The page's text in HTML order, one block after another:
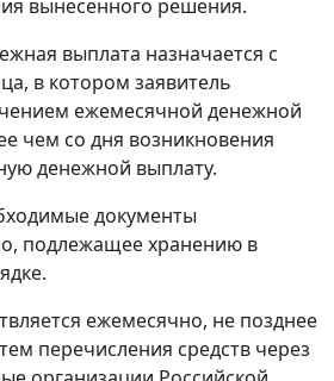
вынесенного решения.
выплата назначается с
в котором заявитель
ежемесячной денежной
чем со дня возникновения
денежной выплату.
документы
подлежащее хранению в
ежемесячно, не позднее
перечисления средств через